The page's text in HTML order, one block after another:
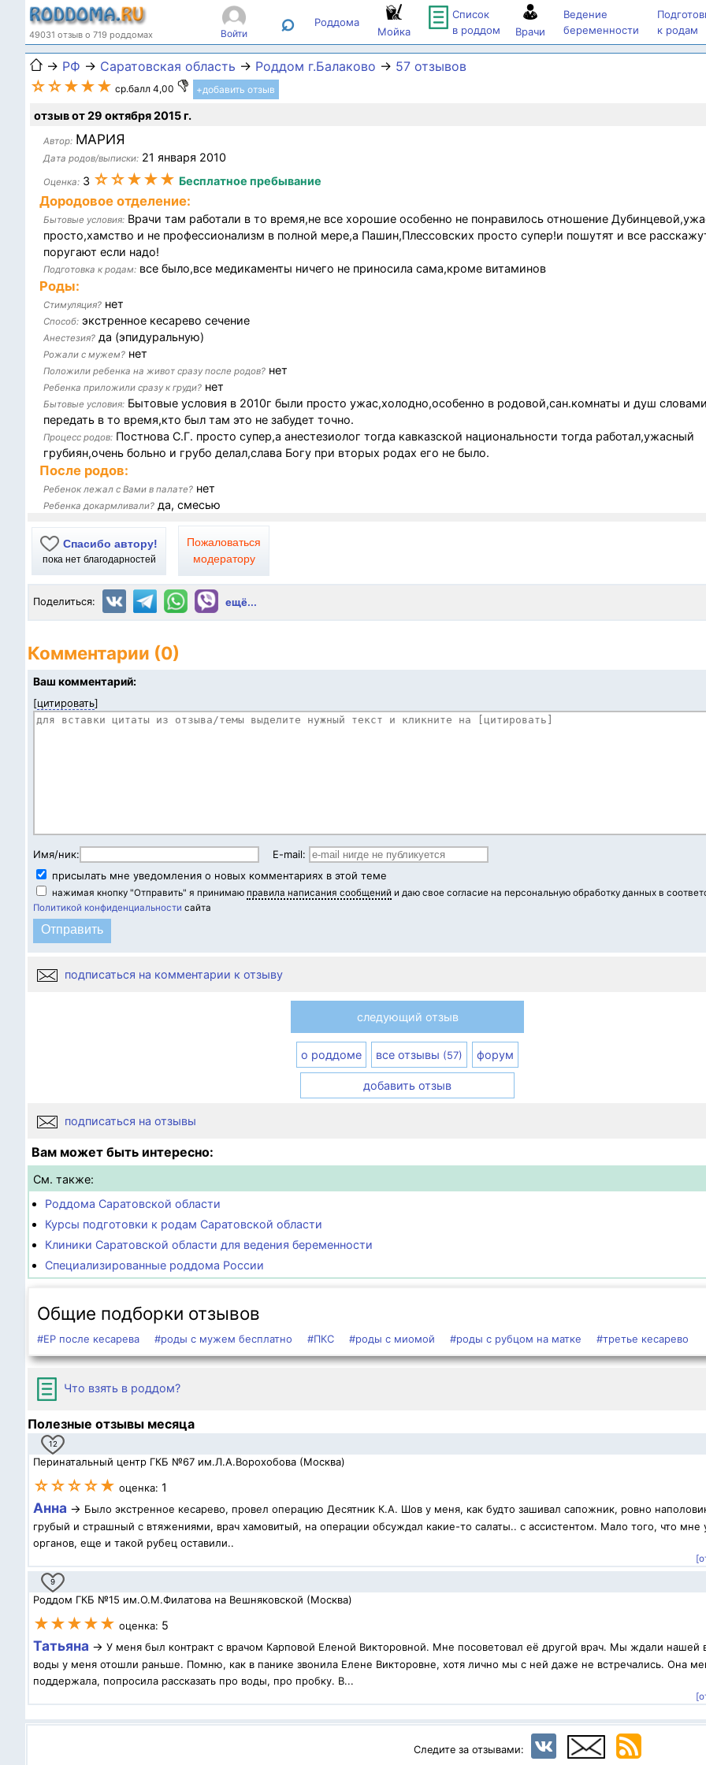
49031 отзыв о 719 роддомах Войти ⌕ Роддома
Мойка
Список
в роддом
Врачи
Ведение
беременности
к родам
→ РФ → Саратовская область → Роддом г.Балаково → 57 отзывов
☆☆★★★ ср.балл 4,00 +добавить отзыв
отзыв от 29 октября 2015 г.
Автор: МАРИЯ
Дата родов/выписки: 21 января 2010
Оценка: 3 ☆☆★★★ Бесплатное пребывание
Дородовое отделение:
Бытовые условия: Врачи там работали в то время,не все хорошие особенно не понравилось отношение
просто,хамство и не профессионализм в полной мере,а Пашин,Плессовских просто супер!и пошутят и все
поругают если надо!
Подготовка к родам: все было,все медикаменты ничего не приносила сама,кроме витаминов
Роды:
Стимуляция? нет
Способ: экстренное кесарево сечение
Анестезия? да (эпидуральную)
Рожали с мужем? нет
Положили ребенка на живот сразу после родов? нет
Ребенка приложили сразу к груди? нет
Бытовые условия: Бытовые условия в 2010г были просто ужас,холодно,особенно в родовой,сан.комнаты и душ
передать в то время,кто был там это не забудет точно.
Процесс родов: Постнова С.Г. просто супер,а анестезиолог тогда кавказской национальности тогда работал,ужасный
грубиян,очень больно и грубо делал,слава Богу при вторых родах его не было.
После родов:
Ребенок лежал с Вами в палате? нет
Ребенка докармливали? да, смесью
Спасибо автору!
пока нет благодарностей
Пожаловаться
модератору
Поделиться: ещё...
Комментарии (0)
Ваш комментарий:
[цитировать]
Имя/ник:
E-mail:
присылать мне уведомления о новых комментариях в этой теме
нажимая кнопку "Отправить" я принимаю правила написания сообщений и даю свое согласие на персональную обработку данных в
Политикой конфиденциальности сайта
подписаться на комментарии к отзыву
следующий отзыв
о роддоме все отзывы (57) форум
добавить отзыв
подписаться на отзывы
Вам может быть интересно:
См. также:
Роддома Саратовской области
Курсы подготовки к родам Саратовской области
Клиники Саратовской области для ведения беременности
Специализированные роддома России
Общие подборки отзывов
#ЕР после кесарева #роды с мужем бесплатно #ПКС #роды с миомой #роды с рубцом на матке #третье кесарево
Что взять в роддом?
Полезные отзывы месяца
12
Перинатальный центр ГКБ №67 им.Л.А.Ворохобова (Москва)
☆☆☆☆★ оценка: 1
Анна → Было экстренное кесарево, провел операцию Десятник К.А. Шов у меня, как будто зашивал сапожник, ровно
грубый и страшный с втяжениями, врач хамовитый, на операции обсуждал какие-то салаты.. с ассистентом. Мало того, что мне
органов, еще и такой рубец оставили..
9
Роддом ГКБ №15 им.О.М.Филатова на Вешняковской (Москва)
★★★★★ оценка: 5
Татьяна → У меня был контракт с врачом Карповой Еленой Викторовной. Мне посоветовал её другой врач. Мы ждали нашей
воды у меня отошли раньше. Помню, как в панике звонила Елене Викторовне, хотя лично мы с ней даже не встречались. Она
поддержала, попросила рассказать про воды, про пробку. В...
Следите за отзывами: